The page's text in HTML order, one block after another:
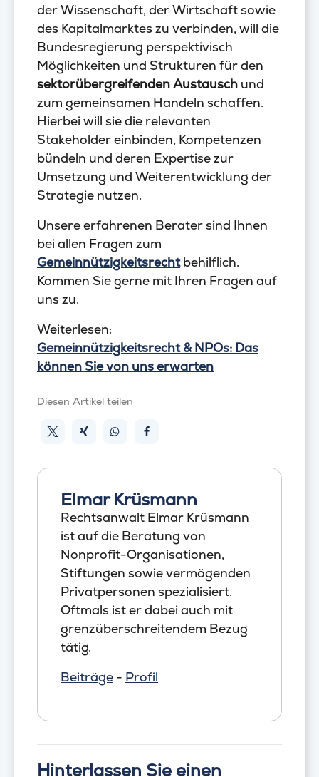
der Wissenschaft, der Wirtschaft sowie
des Kapitalmarktes zu verbinden, will die
Bundesregierung perspektivisch
Möglichkeiten und Strukturen für den
sektorübergreifenden Austausch und
zum gemeinsamen Handeln schaffen.
Hierbei will sie die relevanten
Stakeholder einbinden, Kompetenzen
bündeln und deren Expertise zur
Umsetzung und Weiterentwicklung der
Strategie nutzen.
Unsere erfahrenen Berater sind Ihnen
bei allen Fragen zum
Gemeinnützigkeitsrechtbehilflich.
Kommen Sie gerne mit Ihren Fragen auf
uns zu.
Weiterlesen:
Gemeinnützigkeitsrecht & NPOs: Das
können Sie von uns erwarten
Diesen Artikel teilen
Elmar Krüsmann
Rechtsanwalt Elmar Krüsmann
ist auf die Beratung von
Nonprofit-Organisationen,
Stiftungen sowie vermögenden
Privatpersonen spezialisiert.
Oftmals ist er dabei auch mit
grenzüberschreitendem Bezug
tätig.
Beiträge - Profil
Hinterlassen Sie einen